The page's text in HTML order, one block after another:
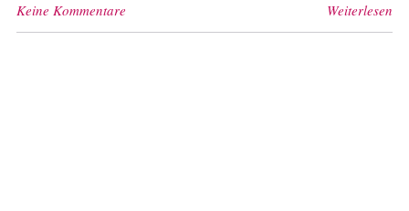
Keine Kommentare Weiterlesen